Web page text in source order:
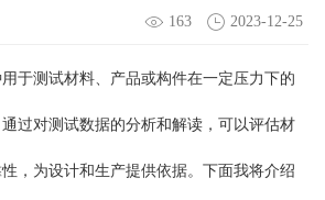
163 2023-12-25
于测试材料、产品或构件在一定压力下的
过对测试数据的分析和解读，可以评估材
，为设计和生产提供依据。下面我将介绍